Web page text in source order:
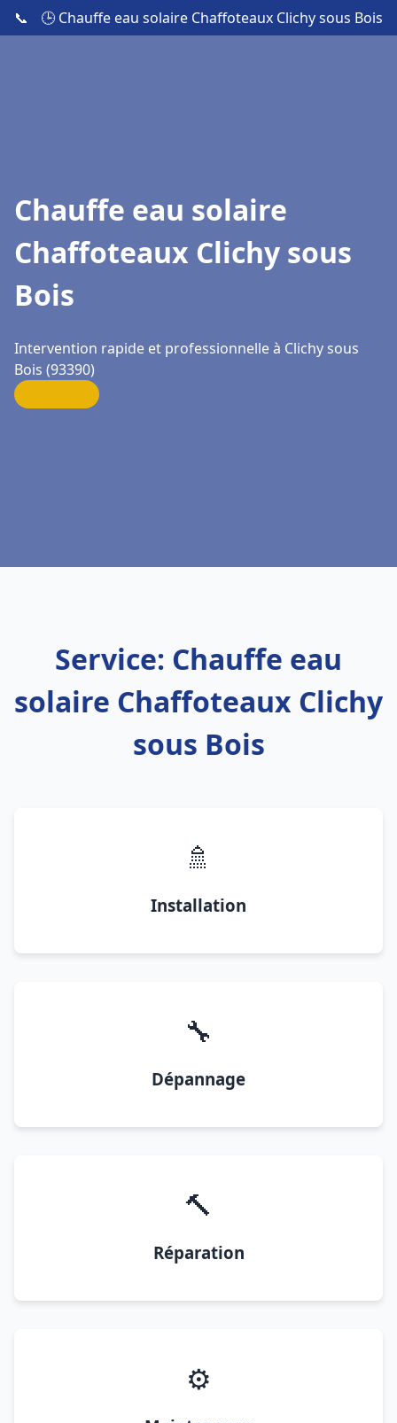
📞 🕒 Chauffe eau solaire Chaffoteaux Clichy sous Bois
Chauffe eau solaire
Chaffoteaux Clichy sous
Bois
Intervention rapide et professionnelle à Clichy sous
Bois (93390)
Service: Chauffe eau
solaire Chaffoteaux Clichy
sous Bois
🚿
Installation
🔧
Dépannage
🔨
Réparation
⚙️